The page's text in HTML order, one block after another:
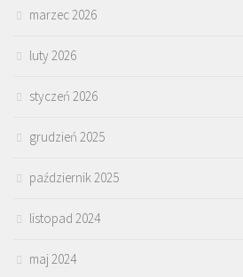
marzec 2026
luty 2026
styczeń 2026
grudzień 2025
październik 2025
listopad 2024
maj 2024